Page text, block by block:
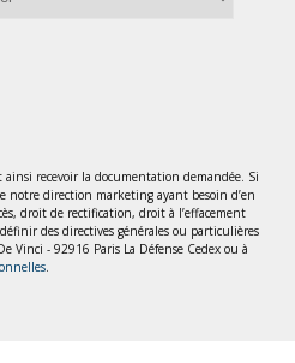
recevoir la documentation demandée. Si
notre direction marketing ayant besoin d’en
droit de rectification, droit à l’effacement
des directives générales ou particulières
Vinci - 92916 Paris La Défense Cedex ou à
.